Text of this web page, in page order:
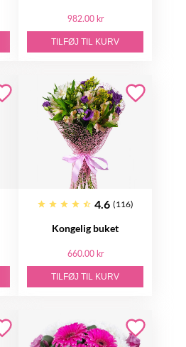
982.00 kr
TILFØJ TIL KURV
4.6 (116)
Kongelig buket
660.00 kr
TILFØJ TIL KURV